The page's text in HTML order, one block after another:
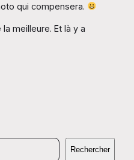
qui compensera.
meilleure. Et là y a
Rechercher